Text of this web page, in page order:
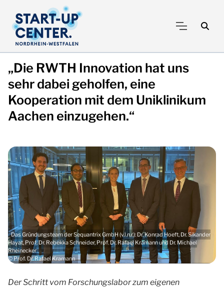
„Die RWTH Innovation hat uns
sehr dabei geholfen, eine
Kooperation mit dem Uniklinikum
Aachen einzugehen.“
Das Gründungsteam der Sequantrix GmbH (v.l.n.r.): Dr. Konrad Hoeft, Dr. Sikander
Hayat, Prof. Dr. Rebekka Schneider, Prof. Dr. Rafael Kramann und Dr. Michael
Rheinecker
© Prof. Dr. Rafael Kramann
Der Schritt vom Forschungslabor zum eigenen